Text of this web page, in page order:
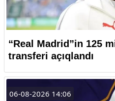
“Real Madrid”in 125
transferi açıqlandı
06-08-2026 14:06